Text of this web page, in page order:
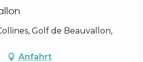
Golf de Beauvallon,
Anfahrt